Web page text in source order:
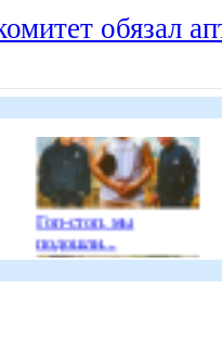
обязал
Гоп-стоп, мы
подошли...